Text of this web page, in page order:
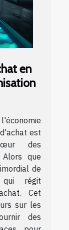
en
est
des
Alors que
de
qui régit
Cet
sur les
des